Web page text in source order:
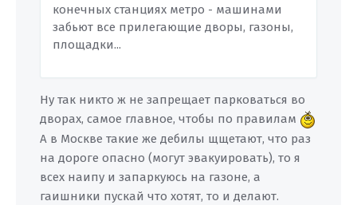
конечных станциях метро - машинами
забьют все прилегающие дворы, газоны,
площадки...
Ну так никто ж не запрещает парковаться во
дворах, самое главное, чтобы по правилам
А в Москве такие же дебилы щщетают, что раз
на дороге опасно (могут эвакуировать), то я
всех наипу и запаркуюсь на газоне, а
гаишники пускай что хотят, то и делают.